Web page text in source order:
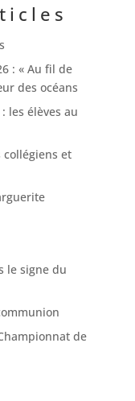
: « Au fil de
des océans
les élèves au
et
le signe du
de